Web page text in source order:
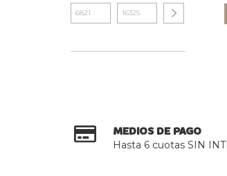
MEDIOS DE PAGO
Hasta 6 cuotas SIN